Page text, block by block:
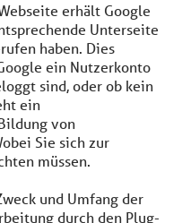
erhält Google
Unterseite
haben. Dies
ein Nutzerkonto
sind, oder ob kein
ein
von
Sie sich zur
müssen.
und Umfang der
durch den Plug-